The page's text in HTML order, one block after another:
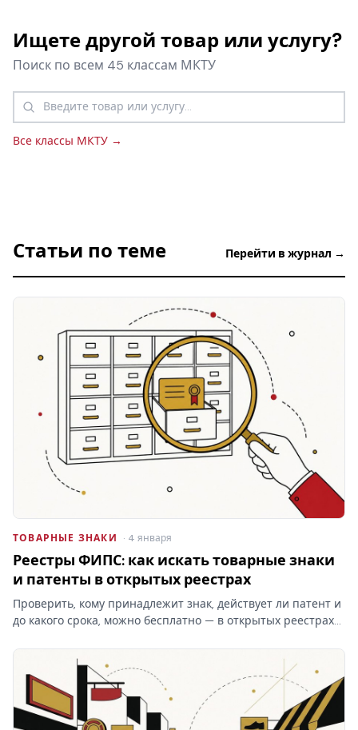
Ищете другой товар или услугу?
Поиск по всем 45 классам МКТУ
Все классы МКТУ →
Статьи по теме Перейти в журнал →
ТОВАРНЫЕ ЗНАКИ · 4 января
Реестры ФИПС: как искать товарные знаки
и патенты в открытых реестрах
Проверить, кому принадлежит знак, действует ли патент и
до какого срока, можно бесплатно — в открытых реестрах
институт, чем они отличаются от платного поиска и что в
них…